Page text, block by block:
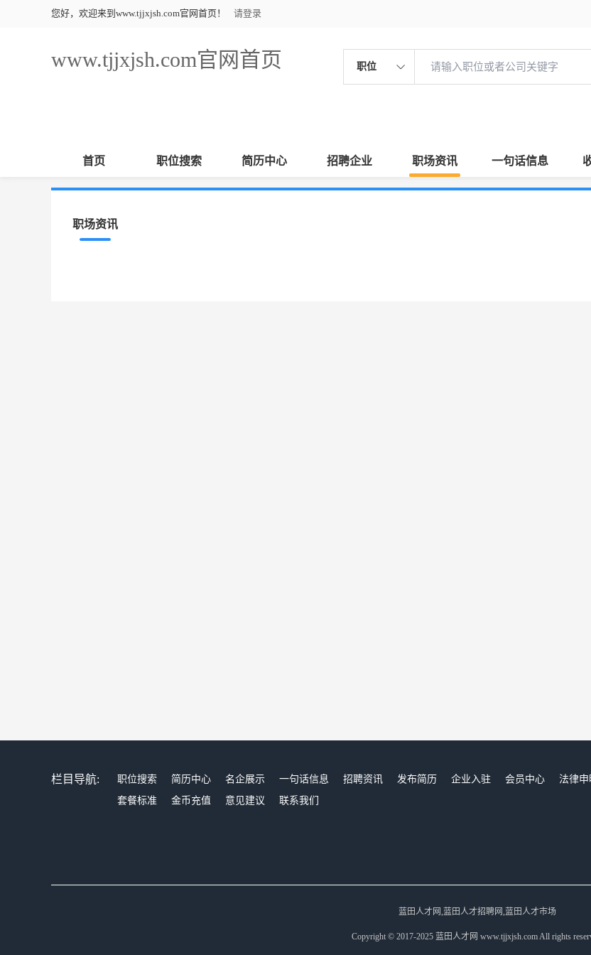
您好，欢迎来到www.tjjxjsh.com官网首页！ 请登录
www.tjjxjsh.com官网首页 职位
首页 职位搜索 简历中心 招聘企业 职场资讯 一句话信息
职场资讯
栏目导航: 职位搜索 简历中心 名企展示 一句话信息 招聘资讯 发布简历 企业入驻 会员中心
法律申
套餐标准
金币充值 意见建议 联系我们
蓝田人才网,蓝田人才招聘网,蓝田人才市场
Copyright © 2017-2025 蓝田人才网 www.tjjxjsh.com All rights